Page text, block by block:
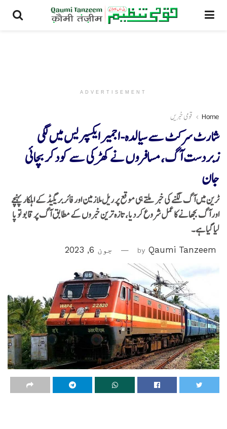
ADVERTISEMENT
Home قومی خبریں
شارٹ سرکٹ سے سیالدہ-اجمیر ایکسپریس میں لگی
زبردست آگ، مسافروں نے کھڑکی سے کود کر بچائی
جان
ٹرین میں آگ لگنے کی خبر ملتے ہی موقع پر ریل ملازمین اور فائر بریگیڈ کے اہلکار پہنچے
اور آگ بجھانے کا عمل شروع کر دیا، تازہ ترین خبروں کے مطابق آگ پر قابو تو پا
لیا گیا ہے۔
by Qaumi Tanzeem جون 6, 2023